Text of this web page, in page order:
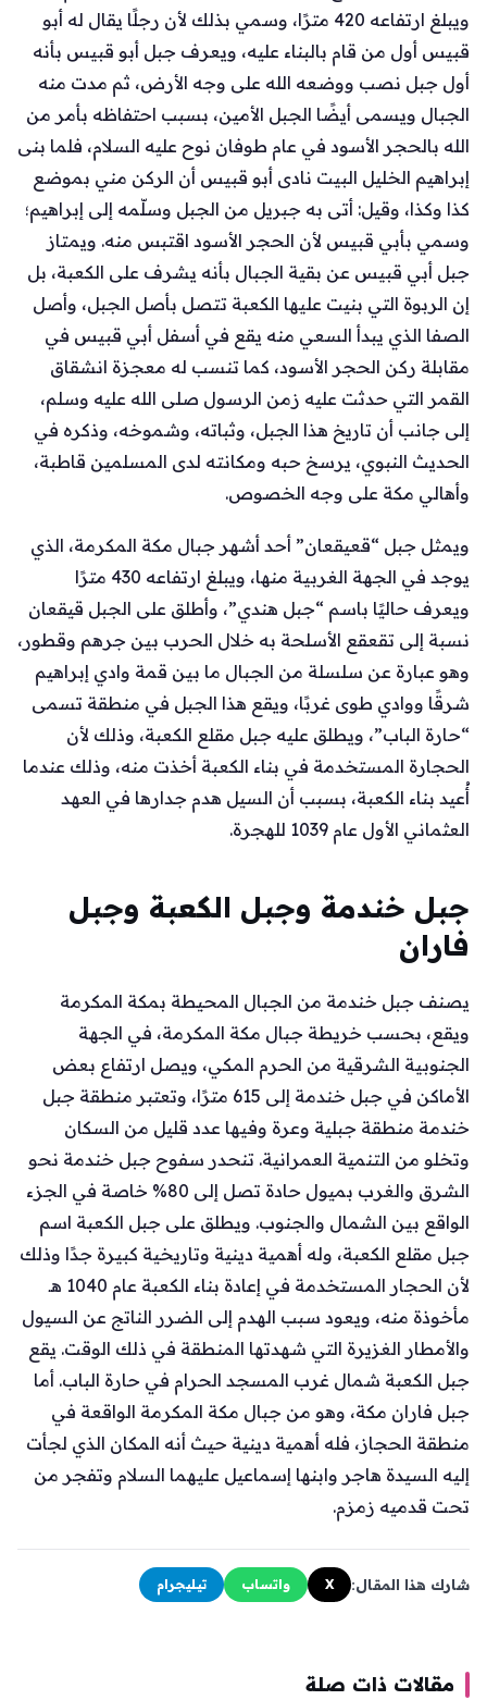
ويبلغ ارتفاعه 420 مترًا، وسمي بذلك لأن رجلًا يقال له أبو
قبيس أول من قام بالبناء عليه، ويعرف جبل أبو قبيس بأنه
أول جبل نصب ووضعه الله على وجه الأرض، ثم مدت منه
الجبال ويسمى أيضًا الجبل الأمين، بسبب احتفاظه بأمر من
الله بالحجر الأسود في عام طوفان نوح عليه السلام، فلما بنى
إبراهيم الخليل البيت نادى أبو قبيس أن الركن مني بموضع
كذا وكذا، وقيل: أتى به جبريل من الجبل وسلّمه إلى إبراهيم؛
وسمي بأبي قبيس لأن الحجر الأسود اقتبس منه. ويمتاز
جبل أبي قبيس عن بقية الجبال بأنه يشرف على الكعبة، بل
إن الربوة التي بنيت عليها الكعبة تتصل بأصل الجبل، وأصل
الصفا الذي يبدأ السعي منه يقع في أسفل أبي قبيس في
مقابلة ركن الحجر الأسود، كما تنسب له معجزة انشقاق
القمر التي حدثت عليه زمن الرسول صلى الله عليه وسلم،
إلى جانب أن تاريخ هذا الجبل، وثباته، وشموخه، وذكره في
الحديث النبوي، يرسخ حبه ومكانته لدى المسلمين قاطبة،
وأهالي مكة على وجه الخصوص.
ويمثل جبل “قعيقعان” أحد أشهر جبال مكة المكرمة، الذي
يوجد في الجهة الغربية منها، ويبلغ ارتفاعه 430 مترًا
ويعرف حاليًا باسم “جبل هندي”، وأطلق على الجبل قيقعان
نسبة إلى تقعقع الأسلحة به خلال الحرب بين جرهم وقطور،
وهو عبارة عن سلسلة من الجبال ما بين قمة وادي إبراهيم
شرقًا ووادي طوى غربًا، ويقع هذا الجبل في منطقة تسمى
“حارة الباب”، ويطلق عليه جبل مقلع الكعبة، وذلك لأن
الحجارة المستخدمة في بناء الكعبة أخذت منه، وذلك عندما
أُعيد بناء الكعبة، بسبب أن السيل هدم جدارها في العهد
العثماني الأول عام 1039 للهجرة.
جبل خندمة وجبل الكعبة وجبل
فاران
يصنف جبل خندمة من الجبال المحيطة بمكة المكرمة
ويقع، بحسب خريطة جبال مكة المكرمة، في الجهة
الجنوبية الشرقية من الحرم المكي، ويصل ارتفاع بعض
الأماكن في جبل خندمة إلى 615 مترًا، وتعتبر منطقة جبل
خندمة منطقة جبلية وعرة وفيها عدد قليل من السكان
وتخلو من التنمية العمرانية. تنحدر سفوح جبل خندمة نحو
الشرق والغرب بميول حادة تصل إلى 80% خاصة في الجزء
الواقع بين الشمال والجنوب. ويطلق على جبل الكعبة اسم
جبل مقلع الكعبة، وله أهمية دينية وتاريخية كبيرة جدًا وذلك
لأن الحجار المستخدمة في إعادة بناء الكعبة عام 1040 هـ
مأخوذة منه، ويعود سبب الهدم إلى الضرر الناتج عن السيول
والأمطار الغزيرة التي شهدتها المنطقة في ذلك الوقت. يقع
جبل الكعبة شمال غرب المسجد الحرام في حارة الباب. أما
جبل فاران مكة، وهو من جبال مكة المكرمة الواقعة في
منطقة الحجاز، فله أهمية دينية حيث أنه المكان الذي لجأت
إليه السيدة هاجر وابنها إسماعيل عليهما السلام وتفجر من
تحت قدميه زمزم.
شارك هذا المقال: X واتساب تيليجرام
مقالات ذات صلة